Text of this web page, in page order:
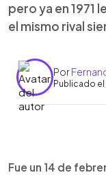
pero ya en 1971
el mismo rival
Por
Publicado
►
Fue un 14 de